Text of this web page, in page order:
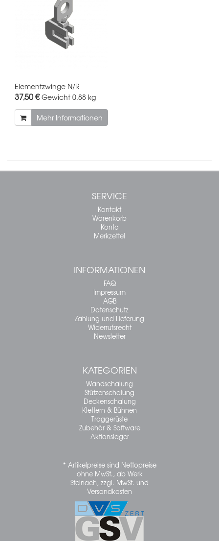
Elementzwinge N/R
37,50 €Gewicht 0.88 kg
Mehr Informationen
SERVICE
Kontakt
Warenkorb
Konto
Merkzettel
INFORMATIONEN
FAQ
Impressum
AGB
Datenschutz
Zahlung und Lieferung
Widerrufsrecht
Newsletter
KATEGORIEN
Wandschalung
Stützenschalung
Deckenschalung
Klettern & Bühnen
Traggerüste
Zubehör & Software
Aktionslager
* Artikelpreise sind Nettopreise
ohne MwSt., ab Werk
Steinach, zzgl. MwSt. und
Versandkosten